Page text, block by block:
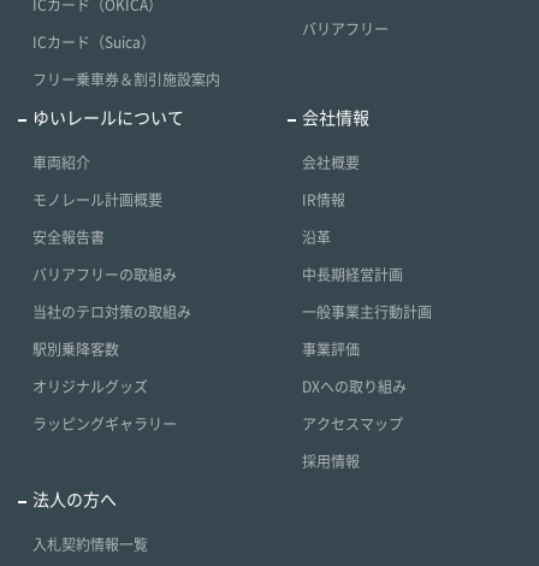
ICカード（OKICA）
ICカード（Suica）
フリー乗車券＆割引施設案内
バリアフリー
ゆいレールについて
車両紹介
モノレール計画概要
安全報告書
バリアフリーの取組み
当社のテロ対策の取組み
駅別乗降客数
オリジナルグッズ
ラッピングギャラリー
会社情報
会社概要
IR情報
沿革
中長期経営計画
一般事業主行動計画
事業評価
DXへの取り組み
アクセスマップ
採用情報
法人の方へ
入札契約情報一覧